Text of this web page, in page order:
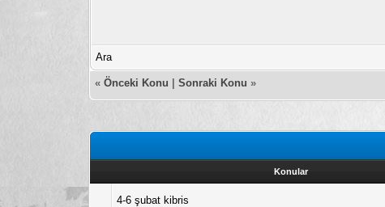
Ara
«Önceki Konu |Sonraki Konu »
Konular
4-6 şubat kibris